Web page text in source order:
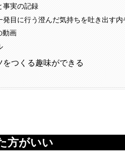
事実の記録
目に行う澄んだ気持ちを吐き出す内
動画
つくる趣味ができる
方がいい